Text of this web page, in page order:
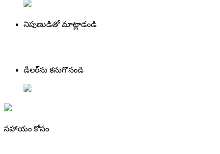
నిపుణుడితో మాట్లాడండి
డీలర్‌ను కనుగొనండి
సహాయం కోసం